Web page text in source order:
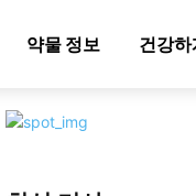
약물 정보 건강하